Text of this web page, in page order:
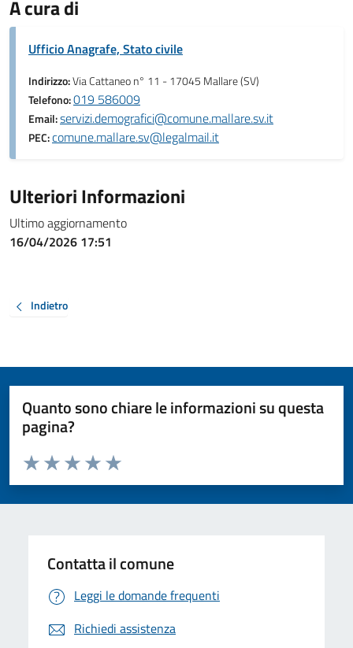
A cura di
Ufficio Anagrafe, Stato civile
Indirizzo:Via Cattaneo n° 11 - 17045 Mallare (SV)
Telefono:019 586009
Email:servizi.demografici@comune.mallare.sv.it
PEC:comune.mallare.sv@legalmail.it
Ulteriori Informazioni
Ultimo aggiornamento
16/04/2026 17:51
Indietro
Quanto sono chiare le informazioni su questa
pagina?
Valuta da 1 a 5 stelle la pagina
Valuta 5 stelle su 5
Valuta 4 stelle su 5
Valuta 3 stelle su 5
Valuta 2 stelle su 5
Valuta 1 stelle su 5
Contatta il comune
Leggi le domande frequenti
Richiedi assistenza